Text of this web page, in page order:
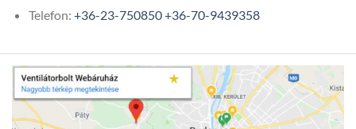
Telefon: +36-23-750850+36-70-9439358